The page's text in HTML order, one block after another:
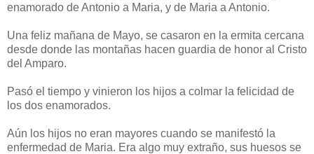
enamorado de Antonio a Maria, y de Maria a Antonio.
Una feliz mañana de Mayo, se casaron en la ermita cercana
desde donde las montañas hacen guardia de honor al Cristo
del Amparo.
Pasó el tiempo y vinieron los hijos a colmar la felicidad de
los dos enamorados.
Aún los hijos no eran mayores cuando se manifestó la
enfermedad de Maria. Era algo muy extraño, sus huesos se